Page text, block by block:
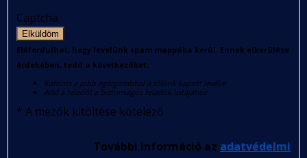
Captcha
Elküldöm
Előfordulhat, hogy levelünk spam mappába kerül. Ennek elkerülése
érdekében, tedd a következőket:
Kattints a jobb egérgombbal a tőlünk kapott levélre
Add a feladót a biztonságos feladók listájához
* A mezők kitöltése kötelező
További információ az adatvédelmi